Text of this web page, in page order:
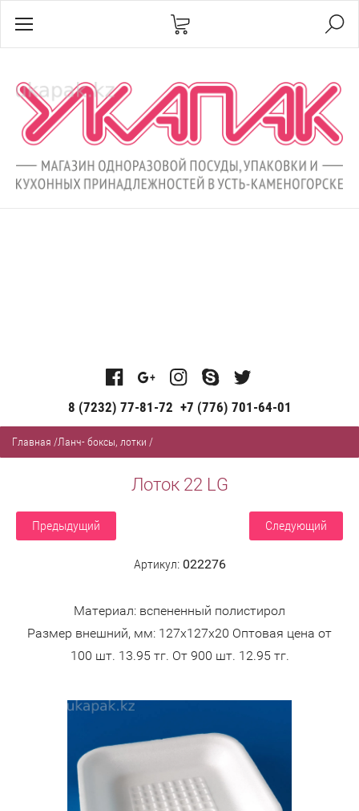
8 (7232) 77-81-72 +7 (776) 701-64-01
Главная /Ланч- боксы, лотки /
Лоток 22 LG
Предыдущий Следующий
Артикул:022276
Материал: вспененный полистирол
Размер внешний, мм: 127x127x20 Оптовая цена от
100 шт. 13.95 тг. От 900 шт. 12.95 тг.